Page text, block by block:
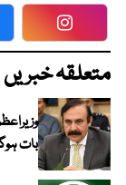
متعلقہ خبریں
بات